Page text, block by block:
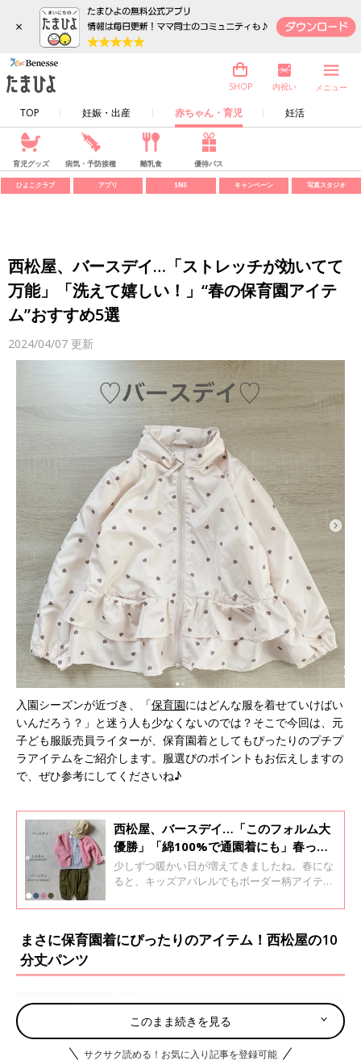
×
TOP 妊娠・出産 赤ちゃん・育児 妊活
SHOP 内祝い メニュー
育児グッズ 病気・予防接種 離乳食 優待パス
ひよこクラブ アプリ SNS キャンペーン 写真スタジオ
西松屋、バースデイ…「ストレッチが効いてて
万能」「洗えて嬉しい！」“春の保育園アイテ
ム”おすすめ5選
2024/04/07 更新
入園シーズンが近づき、「保育園にはどんな服を着せていけばい
いんだろう？」と迷う人も少なくないのでは？そこで今回は、元
子ども服販売員ライターが、保育園着としてもぴったりのプチプ
ラアイテムをご紹介します。服選びのポイントもお伝えしますの
で、ぜひ参考にしてくださいね♪
西松屋、バースデイ…「このフォルム大
優勝」「綿100%で通園着にも」春っぽ
カラーのボーダーコーデ5選
少しずつ暖かい日が増えてきましたね。春にな
ると、キッズアパレルでもボーダー柄アイテム
すぎてオシャレにできない」と思う人も多いの
ーが、オシャ見えする「春っぽカラーのボーダ
まさに保育園着にぴったりのアイテム！西松屋の10
分丈パンツ
このまま続きを見る
サクサク読める！お気に入り記事を登録可能